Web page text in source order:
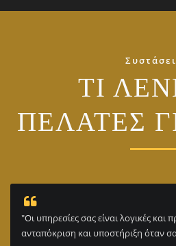
ΤΙ
ΠΕΛΑΤΕΣ
"Οι υπηρεσίες σας είναι λογικές και
ανταπόκριση και υποστήριξη όταν